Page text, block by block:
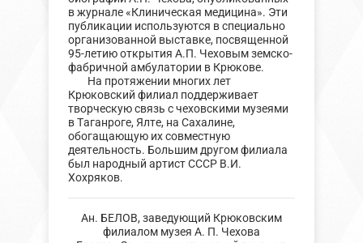
в журнале «Клиническая медицина». Эти
публикации используются в специально
организованной выставке, посвященной
95-летию открытия А.П. Чеховым земско-
фабричной амбулатории в Крюкове.
На протяжении многих лет
Крюковский филиал поддерживает
творческую связь с чеховскими музеями
в Таганроге, Ялте, на Сахалине,
обогащающую их совместную
деятельность. Большим другом филиала
был народный артист СССР В.И.
Хохряков.
Ан. БЕЛОВ, заведующий Крюковским
филиалом музея А. П. Чехова